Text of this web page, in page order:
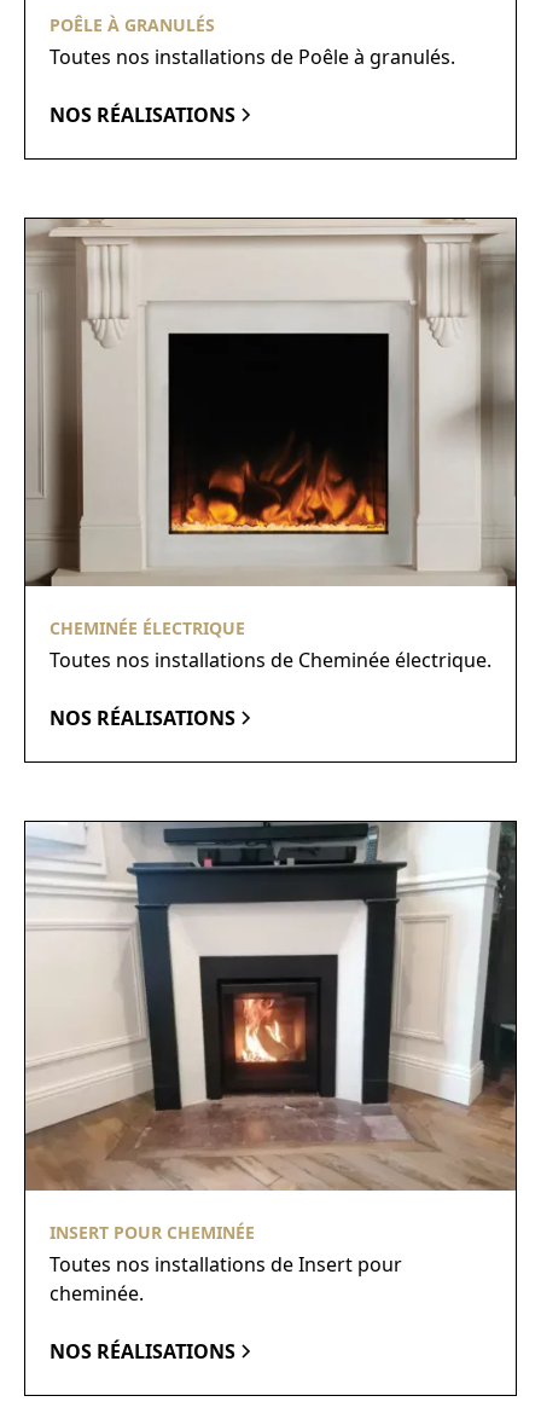
POÊLE À GRANULÉS
Toutes nos installations de Poêle à granulés.
NOS RÉALISATIONS
CHEMINÉE ÉLECTRIQUE
Toutes nos installations de Cheminée électrique.
NOS RÉALISATIONS
INSERT POUR CHEMINÉE
Toutes nos installations de Insert pour
cheminée.
NOS RÉALISATIONS